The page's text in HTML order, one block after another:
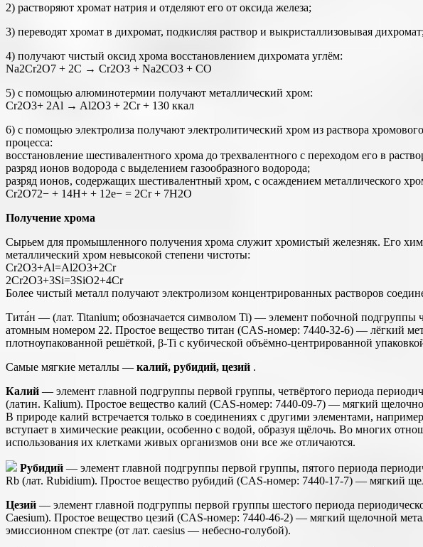
2) растворяют хромат натрия и отделяют его от оксида железа;
3) переводят хромат в дихромат, подкисляя раствор и выкристаллизовывая дихромат;
4) получают чистый оксид хрома восстановлением дихромата углём:
Na2Cr2O7 + 2C → Cr2O3 + Na2CO3 + CO
5) с помощью алюминотермии получают металлический хром:
Cr2O3+ 2Al → Al2O3 + 2Cr + 130 ккал
6) с помощью электролиза получают электролитический хром из раствора
процесса:
восстановление шестивалентного хрома до трехвалентного с переходом его в
разряд ионов водорода с выделением газообразного водорода;
разряд ионов, содержащих шестивалентный хром, с осаждением металлического
Cr2O72− + 14Н+ + 12е− = 2Cr + 7H2O
Получение хрома
Сырьем для промышленного получения хрома служит хромистый железняк. Его
металлический хром невысокой степени чистоты:
Cr2O3+Аl=Аl2O3+2Cr
2Cr2O3+3Si=3SiO2+4Cr
Более чистый металл получают электролизом концентрированных растворов
Тита́н — (лат. Titanium; обозначается символом Ti) — элемент побочной подгруппы
атомным номером 22. Простое вещество титан (CAS-номер: 7440-32-6) — лёгкий
плотноупакованной решёткой, β-Ti с кубической объёмно-центрированной
Самые мягкие металлы — калий, рубидий, цезий .
Калий — элемент главной подгруппы первой группы, четвёртого периода
(латин. Kalium). Простое вещество калий (CAS-номер: 7440-09-7) — мягкий
В природе калий встречается только в соединениях с другими элементами,
вступает в химические реакции, особенно с водой, образуя щёлочь. Во многих
использования их клетками живых организмов они все же отличаются.
Рубидий — элемент главной подгруппы первой группы, пятого периода
Rb (лат. Rubidium). Простое вещество рубидий (CAS-номер: 7440-17-7) — мягкий
Цезий — элемент главной подгруппы первой группы шестого периода
Caesium). Простое вещество цезий (CAS-номер: 7440-46-2) — мягкий щелочной
эмиссионном спектре (от лат. caesius — небесно-голубой).